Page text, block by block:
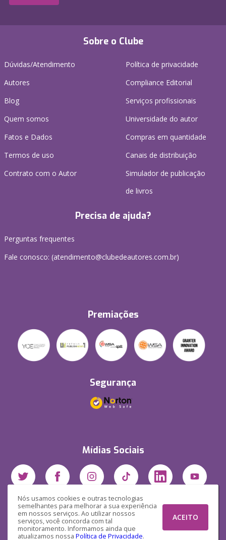
Nós usamos cookies e outras tecnologias
semelhantes para melhorar a sua experiência
em nossos serviços. Ao utilizar nossos
serviços, você concorda com tal
monitoramento. Informamos ainda que
atualizamos nossa Política de Privacidade.
ACEITO
Sobre o Clube
Dúvidas/Atendimento
Autores
Blog
Quem somos
Fatos e Dados
Termos de uso
Contrato com o Autor
Política de privacidade
Compliance Editorial
Serviços profissionais
Universidade do autor
Compras em quantidade
Canais de distribuição
Simulador de publicação
de livros
Precisa de ajuda?
Perguntas frequentes
Fale conosco: (atendimento@clubedeautores.com.br)
Premiações
Segurança
Mídias Sociais